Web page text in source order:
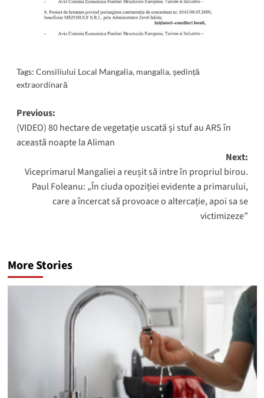
Tags: Consiliului Local Mangalia, mangalia,ședință
extraordinară
Post
navigation
Previous:
(VIDEO) 80 hectare de vegetație uscată și stuf au ARS în
această noapte la Aliman
Next:
Viceprimarul Mangaliei a reușit să intre în propriul birou.
Paul Foleanu: „În ciuda opoziției evidente a primarului,
care a încercat să provoace o altercație, apoi sa se
victimizeze”
More Stories